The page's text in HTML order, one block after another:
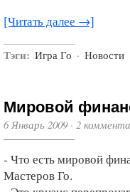
[Читать далее →]
Тэги: Игра Го · Новости
Мировой
6 Январь 2009· 2
- Что есть мировой
Мастеров Го.